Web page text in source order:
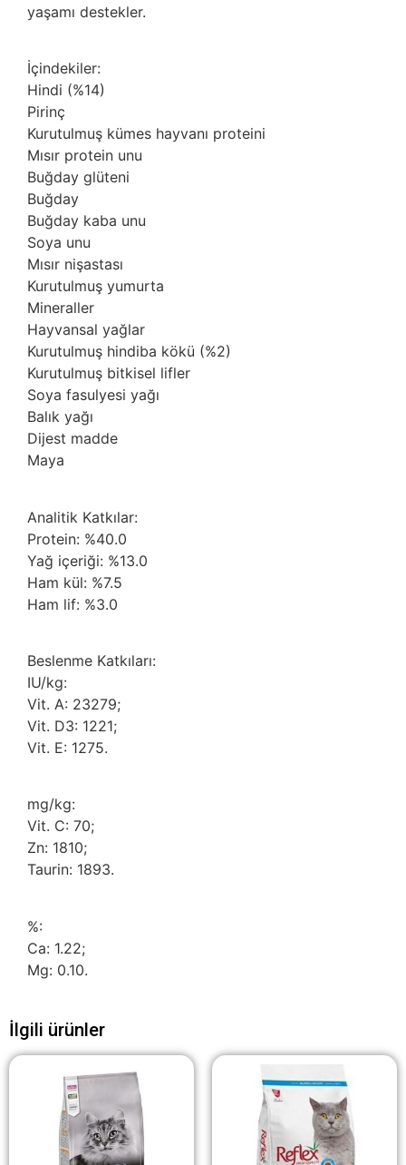
yaşamı destekler.
İçindekiler:
Hindi (%14)
Pirinç
Kurutulmuş kümes hayvanı proteini
Mısır protein unu
Buğday glüteni
Buğday
Buğday kaba unu
Soya unu
Mısır nişastası
Kurutulmuş yumurta
Mineraller
Hayvansal yağlar
Kurutulmuş hindiba kökü (%2)
Kurutulmuş bitkisel lifler
Soya fasulyesi yağı
Balık yağı
Dijest madde
Maya
Analitik Katkılar:
Protein: %40.0
Yağ içeriği: %13.0
Ham kül: %7.5
Ham lif: %3.0
Beslenme Katkıları:
IU/kg:
Vit. A: 23279;
Vit. D3: 1221;
Vit. E: 1275.
mg/kg:
Vit. C: 70;
Zn: 1810;
Taurin: 1893.
%:
Ca: 1.22;
Mg: 0.10.
İlgili ürünler